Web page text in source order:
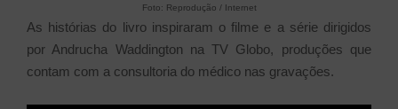
Foto: Reprodução / Internet
As histórias do livro inspiraram o filme e a série dirigidos
por Andrucha Waddington na TV Globo, produções que
contam com a consultoria do médico nas gravações.